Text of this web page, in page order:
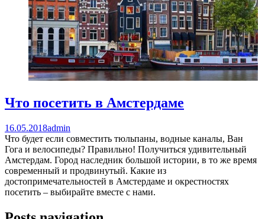
Что посетить в Амстердаме
16.05.2018admin
Что будет если совместить тюльпаны, водные каналы, Ван
Гога и велосипеды? Правильно! Получиться удивительный
Амстердам. Город наследник большой истории, в то же время
современный и продвинутый. Какие из
достопримечательностей в Амстердаме и окрестностях
посетить – выбирайте вместе с нами.